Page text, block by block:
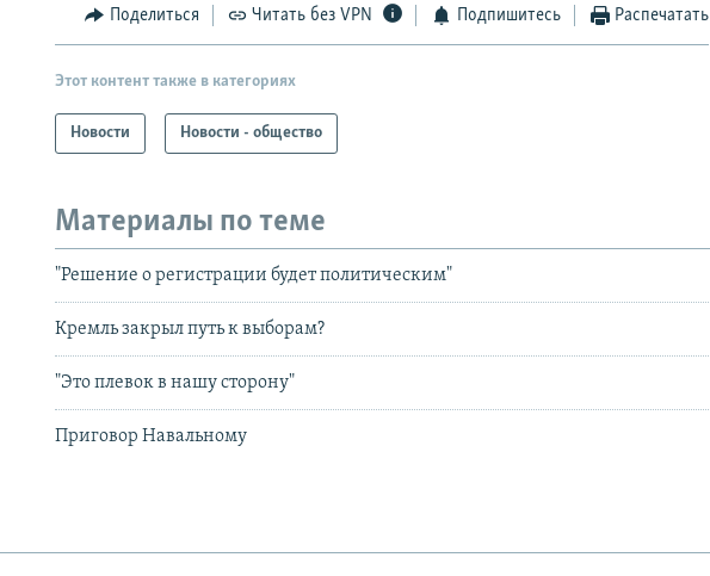
Поделиться Читать без VPN Подпишитесь Распечатать
Этот контент также в категориях
Новости Новости - общество
Материалы по теме
"Решение о регистрации будет политическим"
Кремль закрыл путь к выборам?
"Это плевок в нашу сторону"
Приговор Навальному